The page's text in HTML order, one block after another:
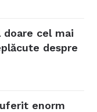
cel mai
despre
enorm